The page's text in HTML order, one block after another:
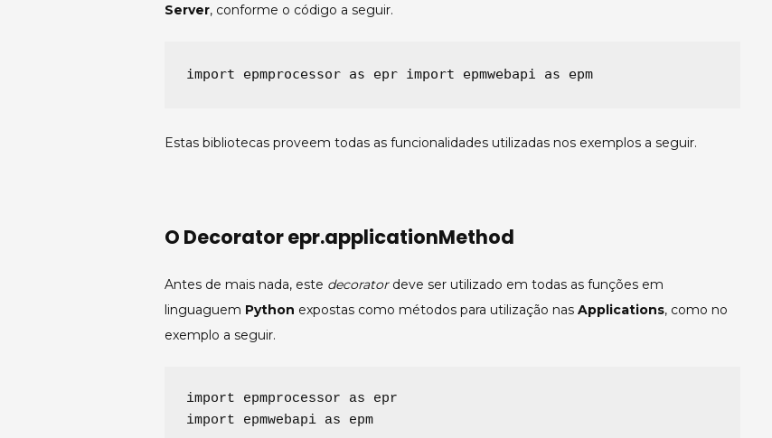
Server, conforme o código a seguir.
import epmprocessor as epr import epmwebapi as epm
Estas bibliotecas proveem todas as funcionalidades utilizadas nos exemplos a seguir.
O Decorator epr.applicationMethod
Antes de mais nada, este decoratordeve ser utilizado em todas as funções em
linguaguem Python expostas como métodos para utilização nas Applications, como no
exemplo a seguir.
import epmprocessor as
import epmwebapi as epm